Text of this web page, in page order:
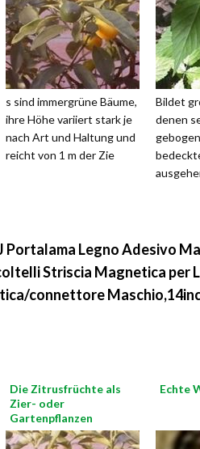
s sind immergrüne Bäume,
ihre Höhe variiert stark je
nach Art und Haltung und
reicht von 1 m der Zie
Bildet
denen
Portalama Legno Adesivo
Striscia Magnetica per
connettore
Die Zitrusfrüchte als
Zier- oder
Gartenpflanzen
Echte